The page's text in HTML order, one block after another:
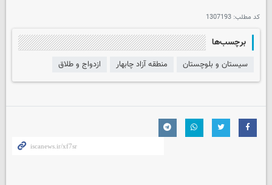
کد مطلب: 1307193
برچسب‌ها
سیستان و بلوچستان منطقه آزاد چابهار ازدواج و طلاق